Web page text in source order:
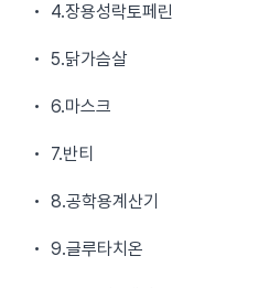
• 4.장용성락토페린
• 5.닭가슴살
• 6.마스크
• 7.반티
• 8.공학용계산기
• 9.글루타치온